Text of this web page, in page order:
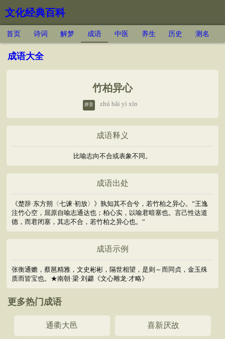
文化经典百科
首页 诗词 解梦 成语 中医 养生 历史 测名
成语大全
竹柏异心
拼音 zhú bǎi yì xīn
成语释义
比喻志向不合或表象不同。
成语出处
《楚辞·东方朔〈七谏·初放〉》孰知其不合兮，若竹柏之异心。”王逸
注竹心空，屈原自喻志通达也；柏心实，以喻君暗塞也。言己性达道
德，而君闭塞，其志不合，若竹柏之异心也。”
成语示例
张衡通赡，蔡邕精雅，文史彬彬，隔世相望，是则～而同贞，金玉殊
质而皆宝也。★南朝·梁·刘勰《文心雕龙·才略》
更多热门成语
通衢大邑 喜新厌故